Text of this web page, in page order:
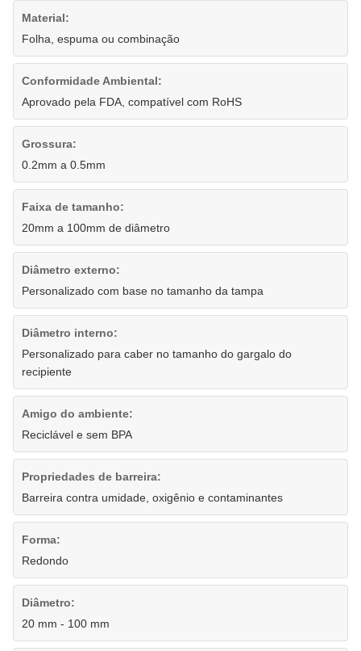
Material:
Folha, espuma ou combinação
Conformidade Ambiental:
Aprovado pela FDA, compatível com RoHS
Grossura:
0.2mm a 0.5mm
Faixa de tamanho:
20mm a 100mm de diâmetro
Diâmetro externo:
Personalizado com base no tamanho da tampa
Diâmetro interno:
Personalizado para caber no tamanho do gargalo do
recipiente
Amigo do ambiente:
Reciclável e sem BPA
Propriedades de barreira:
Barreira contra umidade, oxigênio e contaminantes
Forma:
Redondo
Diâmetro:
20 mm - 100 mm